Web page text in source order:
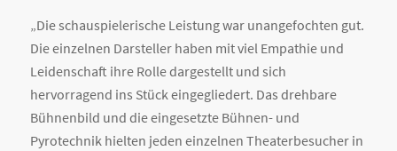
„Die schauspielerische Leistung war unangefochten gut.
Die einzelnen Darsteller haben mit viel Empathie und
Leidenschaft ihre Rolle dargestellt und sich
hervorragend ins Stück eingegliedert. Das drehbare
Bühnenbild und die eingesetzte Bühnen- und
Pyrotechnik hielten jeden einzelnen Theaterbesucher in